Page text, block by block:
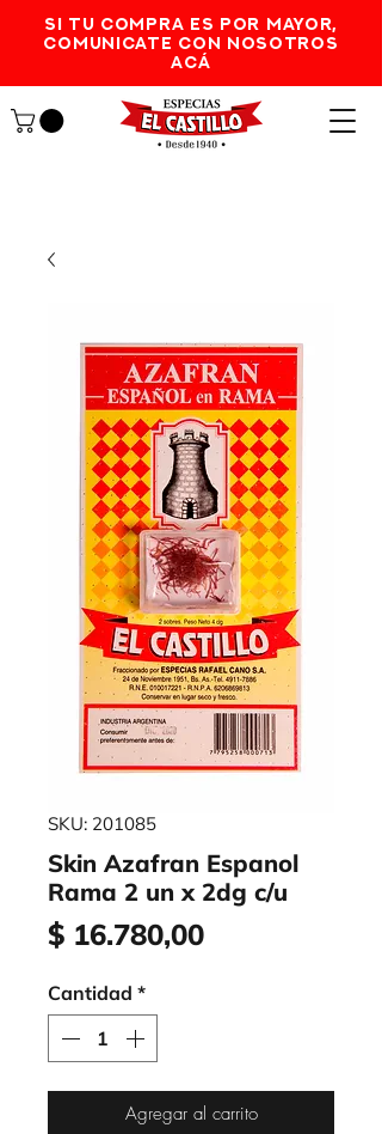
SI TU COMPRA ES POR MAYOR,
comunicate con nosotros
acá
SKU: 201085
Skin Azafran Espanol
Rama 2 un x 2dg c/u
$ 16.780,00Precio
Cantidad *
Agregar al carrito